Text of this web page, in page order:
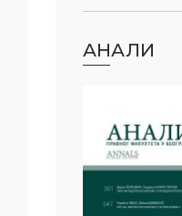
АНАЛИ